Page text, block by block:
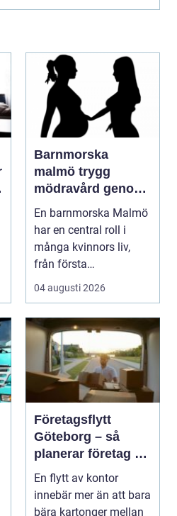
Barnmorska
malmö trygg
mödravård genom
hela livet
En barnmorska Malmö
har en central roll i
många kvinnors liv,
från första
preventivmedelsrådgiv
ninge...
04 augusti 2026
Företagsflytt
Göteborg – så
planerar företag en
smidig och trygg
flytt
En flytt av kontor
innebär mer än att bara
bära kartonger mellan